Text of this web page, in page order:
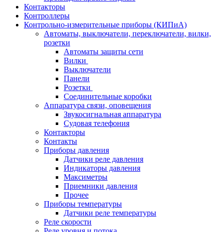
Контакторы
Контроллеры
Контрольно-измерительные приборы (КИПиА)
Автоматы, выключатели, переключатели, вилки,
розетки
Автоматы защиты сети
Вилки
Выключатели
Панели
Розетки
Соединительные коробки
Аппаратура связи, оповещения
Звукосигнальная аппаратура
Судовая телефония
Контакторы
Контакты
Приборы давления
Датчики реле давления
Индикаторы давления
Максиметры
Приемники давления
Прочее
Приборы температуры
Датчики реле температуры
Реле скорости